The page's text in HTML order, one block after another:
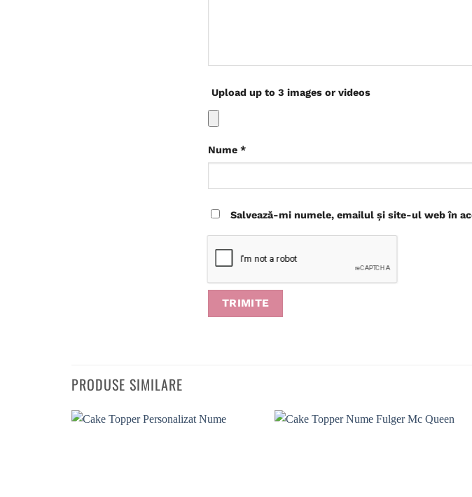
Upload up to 3 images or videos
Nume *
Salvează-mi numele, emailul și site-ul web în
PRODUSE SIMILARE